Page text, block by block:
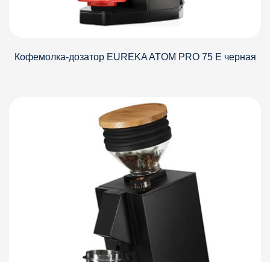
Кофемолка-дозатор EUREKA ATOM PRO 75 E черная